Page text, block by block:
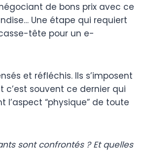
de bons prix avec ce
Une étape qui requiert
tête pour un e-
et réfléchis. Ils s’imposent
souvent ce dernier qui
l’aspect “physique” de toute
sont confrontés ? Et quelles